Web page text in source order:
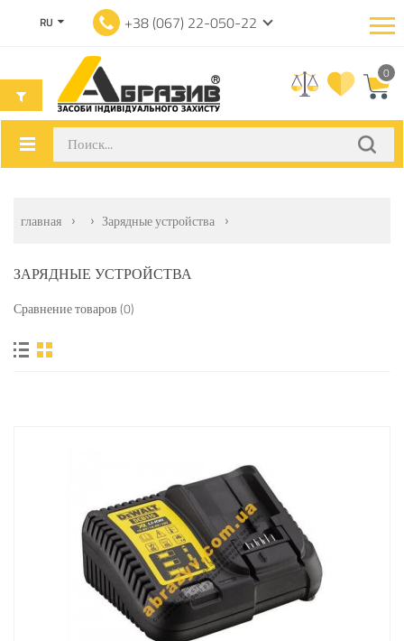
RU +38 (067) 22-050-22
0
главная Зарядные устройства
ЗАРЯДНЫЕ УСТРОЙСТВА
Сравнение товаров (0)